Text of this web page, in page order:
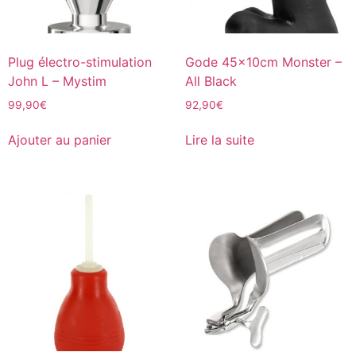
Plug électro-stimulation
John L – Mystim
99,90€
Ajouter au panier
Gode 45x10cm Monster –
All Black
92,90€
Lire la suite